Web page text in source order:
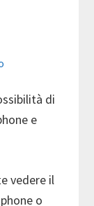
di
e
vedere il
o